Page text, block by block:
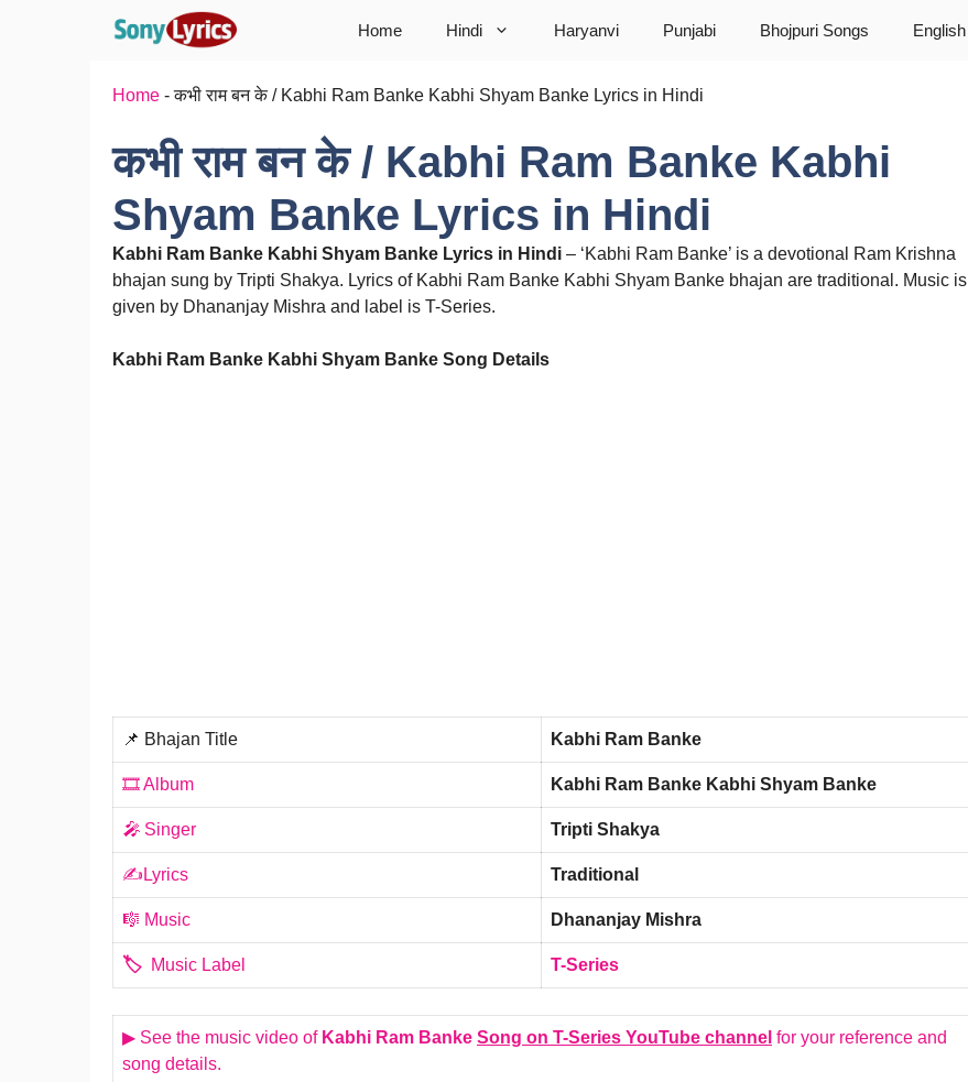
Home Hindi Haryanvi Punjabi Bhojpuri Songs English
Home -कभी राम बन के / Kabhi Ram Banke Kabhi Shyam Banke Lyrics in Hindi
कभी राम बन के / Kabhi Ram Banke Kabhi
Shyam Banke Lyrics in Hindi
Kabhi Ram Banke Kabhi Shyam Banke Lyrics in Hindi – ‘Kabhi Ram Banke’ is a devotional Ram Krishna
bhajan sung by Tripti Shakya. Lyrics of Kabhi Ram Banke Kabhi Shyam Banke bhajan are traditional. Music is
given by Dhananjay Mishra and label is T-Series.
Kabhi Ram Banke Kabhi Shyam Banke Song Details
📌 Bhajan Title Kabhi Ram Banke
🎞️ Album Kabhi Ram Banke Kabhi Shyam Banke
🎤 Singer Tripti Shakya
✍️Lyrics Traditional
🎼 Music Dhananjay Mishra
🏷️ Music Label T-Series
▶ See the music video of Kabhi Ram Banke Song on T-Series YouTube channel for your reference and
song details.